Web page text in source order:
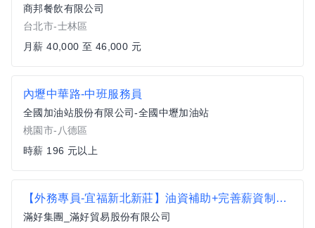
商邦餐飲有限公司
台北市-士林區
月薪 40,000 至 46,000 元
內壢中華路-中班服務員
全國加油站股份有限公司-全國中壢加油站
桃園市-八德區
時薪 196 元以上
【外務專員-宜福新北新莊】油資補助+完善薪資制度 (自備機車)
滿好集團_滿好貿易股份有限公司